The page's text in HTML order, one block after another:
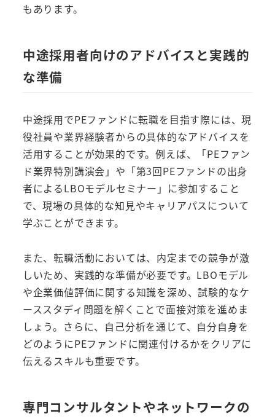
もあります。
中途採用者向けのアドバイスと実践的
な準備
中途採用でPEファンドに転職を目指す際には、現
役社員や業界経験者からの具体的なアドバイスを
活用することが効果的です。例えば、「PEファン
ド業界特別講演会」や「第3回PEファンドの出身
者によるLBOモデルセミナー」に参加すること
で、現場の具体的な知見やキャリアパスについて
学ぶことができます。
また、転職活動においては、内定までの競争が激
しいため、実践的な準備が必要です。LBOモデル
や企業価値評価に関する知識を深め、試験的なケ
ーススタディ問題を解くことで面接対策を進めま
しょう。さらに、自己分析を通じて、自分自身を
どのようにPEファンドに関連付けるかをクリアに
伝えるスキルも重要です。
専門コンサルタントやネットワークの